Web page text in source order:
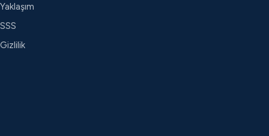
Yaklaşım
SSS
Gizlilik